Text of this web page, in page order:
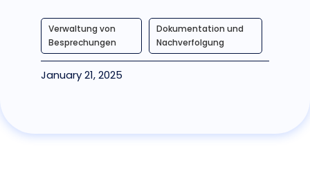
Verwaltung von
Besprechungen
Dokumentation und
Nachverfolgung
January 21, 2025